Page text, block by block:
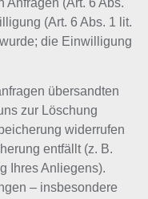
(Art. 6 Abs. 1 lit.
die Einwilligung
übersandten
zur Löschung
widerrufen
entfällt (z. B.
Ihres Anliegens).
– insbesondere